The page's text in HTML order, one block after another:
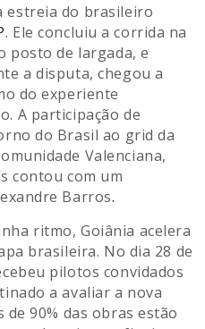
estreia do brasileiro
. Ele concluiu a corrida na
posto de largada, e
a disputa, chegou a
do experiente
A participação de
do Brasil ao grid da
Valenciana,
contou com um
Barros.
ritmo, Goiânia acelera
brasileira. No dia 28 de
pilotos convidados
a avaliar a nova
90% das obras estão